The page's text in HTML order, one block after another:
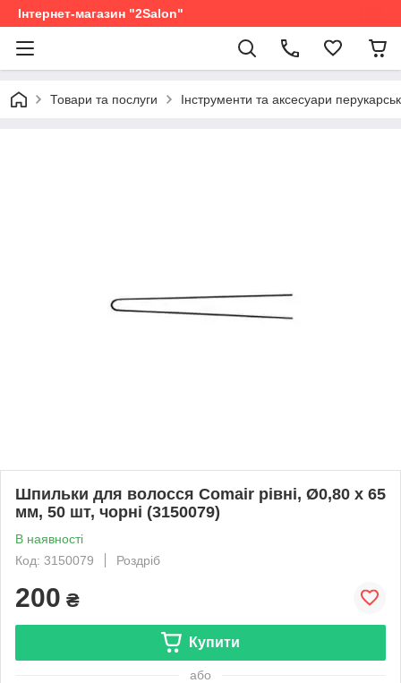
Інтернет-магазин "2Salon"
Товари та послуги Інструменти та аксесуари
Шпильки для волосся Comair рівні, Ø0,80 х 65
мм, 50 шт, чорні (3150079)
В наявності
Код: 3150079
Роздріб
200 ₴
Купити
або